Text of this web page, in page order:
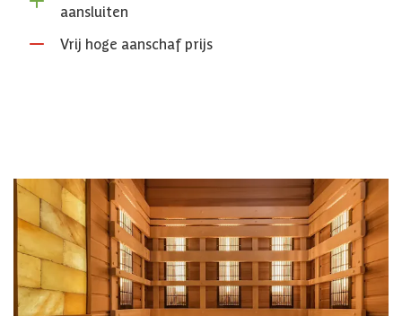
aansluiten
Vrij hoge aanschaf prijs